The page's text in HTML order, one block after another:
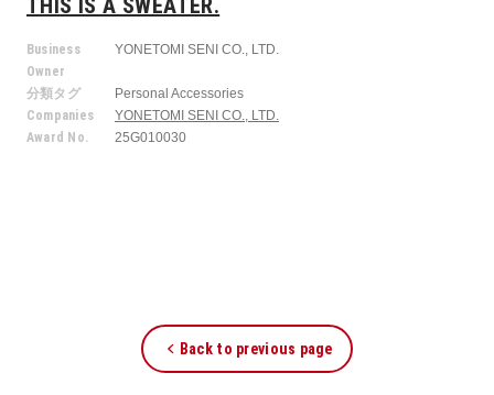
THIS IS A SWEATER.
Business
Owner
YONETOMI SENI CO., LTD.
分類タグ
Personal Accessories
Companies
YONETOMI SENI CO., LTD.
Award No.
25G010030
Back to previous page